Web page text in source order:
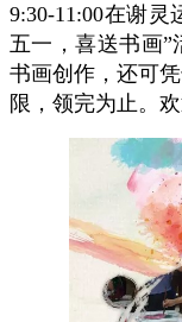
9:30-11:00在谢
五一，喜送书画
书画创作，还可
限，领完为止。